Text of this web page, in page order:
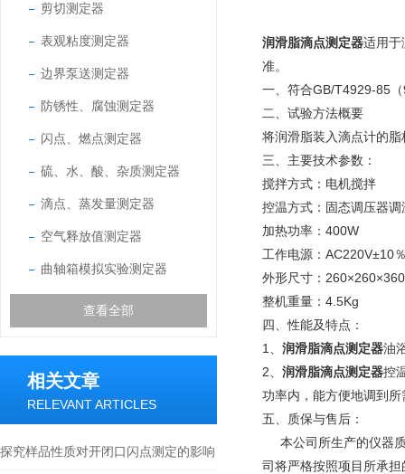
剪切测定器
表观粘度测定器
边界泵送测定器
防锈性、腐蚀测定器
闪点、燃点测定器
硫、水、酸、杂质测定器
滴点、蒸发量测定器
空气释放值测定器
曲轴箱模拟实验测定器
查看全部
相关文章
RELEVANT ARTICLES
探究样品性质对开闭口闪点测定的影响
润滑脂滴点测定器适用于
准。
一、符合GB/T4929-85
二、试验方法概要
将润滑脂装入滴点计的
三、主要技术参数：
搅拌方式：电机搅拌
控温方式：固态调压器调
加热功率： 400W
工作电源：AC220V±10
外形尺寸：
整机重量：4.5Kg
四、性能及特点：
1
润滑脂滴点测定器油
2
润滑脂滴点测定器控
功率内，能方便地调到
五、质保与售后：
本公司所生产的仪器
司将严格按照项目所承